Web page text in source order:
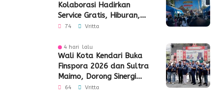
Kolaborasi Hadirkan
Service Gratis, Hiburan,
hingga Penyaluran CSR
74 Vritta
4 hari lalu
Wali Kota Kendari Buka
Finspora 2026 dan Sultra
Maimo, Dorong Sinergi
Industri Keuangan
64 Vritta